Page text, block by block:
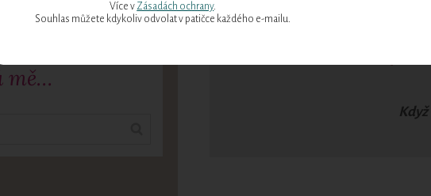
Život vás
mě…
Více v Zásadách ochrany.
Souhlas můžete kdykoliv odvolat v patičce každého e-mailu.